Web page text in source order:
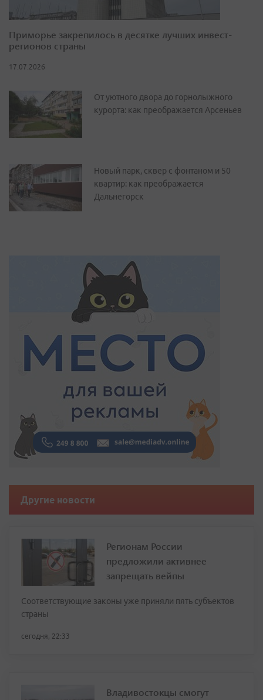
Приморье закрепилось в десятке лучших инвест-
регионов страны
17.07.2026
От уютного двора до горнолыжного
курорта: как преображается Арсеньев
Новый парк, сквер с фонтаном и 50
квартир: как преображается
Дальнегорск
Другие новости
Регионам России
предложили активнее
запрещать вейпы
Соответствующие законы уже приняли пять субъектов
страны
сегодня, 22:33
Владивостокцы смогут